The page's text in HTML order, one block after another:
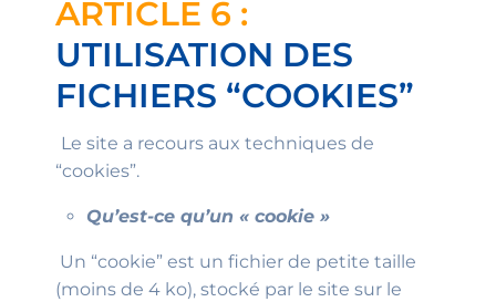
ARTICLE 6 :
UTILISATION DES
FICHIERS “COOKIES”
Le site a recours aux techniques de
“cookies”.
Qu’est-ce qu’un « cookie »
Un “cookie” est un fichier de petite taille
(moins de 4 ko), stocké par le site sur le